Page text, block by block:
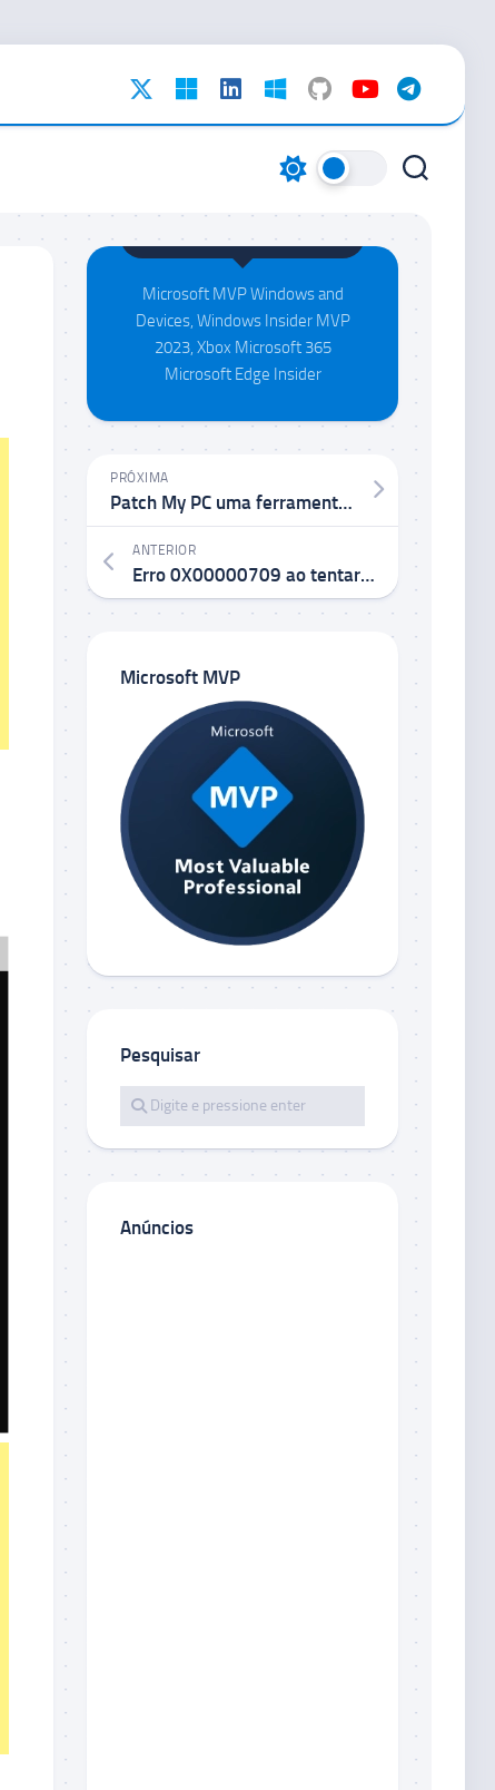
Maison da Silva
Microsoft MVP Windows and
Devices, Windows Insider MVP
2023, Xbox Microsoft 365
Microsoft Edge Insider
PRÓXIMA
Patch My PC uma ferramenta de sistema que pesquisa atualizações de programas e as instala
ANTERIOR
Erro 0X00000709 ao tentar conectar em uma impressora compartilhada Windows 10 / Windows 11 / Insider
Microsoft MVP
Pesquisar
Anúncios